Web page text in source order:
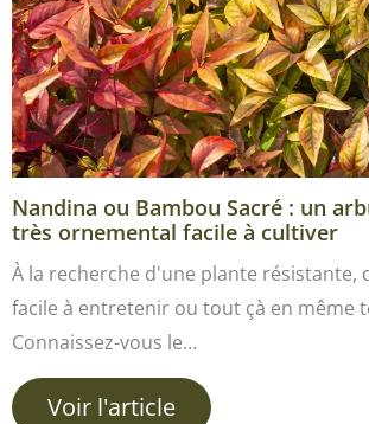
Nandina ou Bambou Sacré : un
très ornemental facile à cultiver
À la recherche d'une plante résistante,
facile à entretenir ou tout çà en même
Connaissez-vous le…
Voir l'article